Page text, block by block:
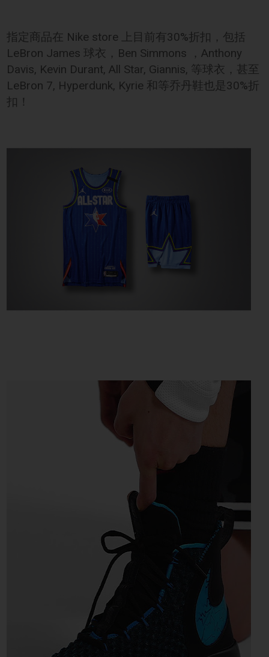
指定商品在 Nike store 上目前有30%折扣，包括
LeBron James 球衣，Ben Simmons ，Anthony
Davis, Kevin Durant, All Star, Giannis, 等球衣，甚至
LeBron 7, Hyperdunk, Kyrie 和等乔丹鞋也是30%折
扣！